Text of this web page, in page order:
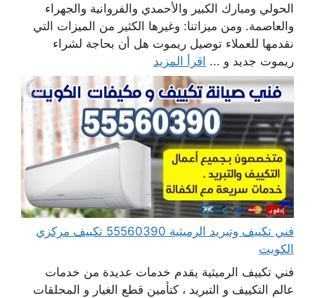
الحولي ومبارك الكبير والأحمدي والفروانية والجهراء
والعاصمة. ومن ميزاتنا: وغيرها الكثير من الميزات التي
نقدمها للعملاء توصيل ريموت هل أن بحاجة لشراء
ريموت جديد و ... اقرأ المزيد
فني تكييف وتبريد الرميثية 55560390 تكييف مركزي
الكويت
فني تكييف الرميثية يقدم خدمات عديدة من خدمات
عالم التكييف و التبريد ، كتأمين قطع الغيار و المحلقات